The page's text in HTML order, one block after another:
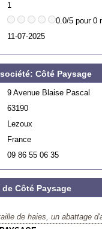
1
0.0/5 pour 0
11-07-2025
Côté Paysage
9 Avenue Blaise Pascal
63190
Lezoux
France
09 86 55 06 35
Côté Paysage
de haies, un abattage